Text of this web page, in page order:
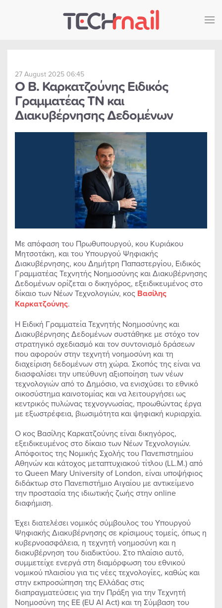
Skip to main content
27 August 2025 06:45
Ο Β. Καρκατζούνης Ειδικός
Γραμματέας ΤΝ και
Διακυβέρνησης Δεδομένων
Με απόφαση του Πρωθυπουργού, κου Κυριάκου
Μητσοτάκη, και του Υπουργού Ψηφιακής
Διακυβέρνησης, κου Δημήτρη Παπαστεργίου, Ειδικός
Γραμματέας Τεχνητής Νοημοσύνης και Διακυβέρνησης
Δεδομένων ορίζεται ο δικηγόρος, εξειδικευμένος στο
δίκαιο των Νέων Τεχνολογιών, κος Βασίλης
Καρκατζούνης.
H Ειδική Γραμματεία Τεχνητής Νοημοσύνης και
Διακυβέρνησης Δεδομένων συστάθηκε με στόχο τον
στρατηγικό σχεδιασμό και τον συντονισμό δράσεων
που αφορούν στην τεχνητή νοημοσύνη και τη
διαχείριση δεδομένων στη χώρα. Σκοπός της είναι να
διασφαλίσει την υπεύθυνη αξιοποίηση των νέων
τεχνολογιών από το Δημόσιο, να ενισχύσει το εθνικό
οικοσύστημα καινοτομίας και να λειτουργήσει ως
κεντρικός πυλώνας τεχνογνωσίας, προωθώντας έργα
με εξωστρέφεια, βιωσιμότητα και ψηφιακή κυριαρχία.
Ο κος Βασίλης Καρκατζούνης είναι δικηγόρος,
εξειδικευμένος στο δίκαιο των Νέων Τεχνολογιών.
Απόφοιτος της Νομικής Σχολής του Πανεπιστημίου
Αθηνών και κάτοχος μεταπτυχιακού τίτλου (LL.M.) από
το Queen Mary University of London, είναι υποψήφιος
διδάκτωρ στο Πανεπιστήμιο Αιγαίου με αντικείμενο
την προστασία της ιδιωτικής ζωής στην online
διαφήμιση.
Έχει διατελέσει νομικός σύμβουλος του Υπουργού
Ψηφιακής Διακυβέρνησης σε κρίσιμους τομείς, όπως η
κυβερνοασφάλεια, η τεχνητή νοημοσύνη και η
διακυβέρνηση του διαδικτύου. Στο πλαίσιο αυτό,
συμμετείχε ενεργά στη διαμόρφωση του εθνικού
νομικού πλαισίου για τις νέες τεχνολογίες, καθώς και
στην εκπροσώπηση της Ελλάδας στις
διαπραγματεύσεις για την Πράξη για την Τεχνητή
Νοημοσύνη της ΕΕ (EU AI Act) και τη Σύμβαση του